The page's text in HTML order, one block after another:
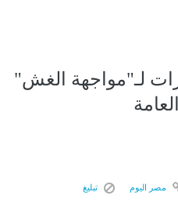
لـ"مواجهة الغش"
مصر اليوم تبليغ